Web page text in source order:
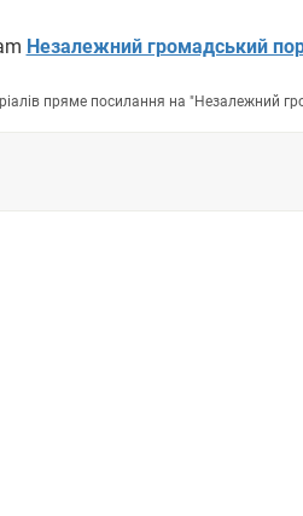
Незалежний громадський
пряме посилання на "Незалежний